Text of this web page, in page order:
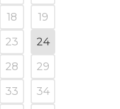
18
19
23
24
28
29
33
34